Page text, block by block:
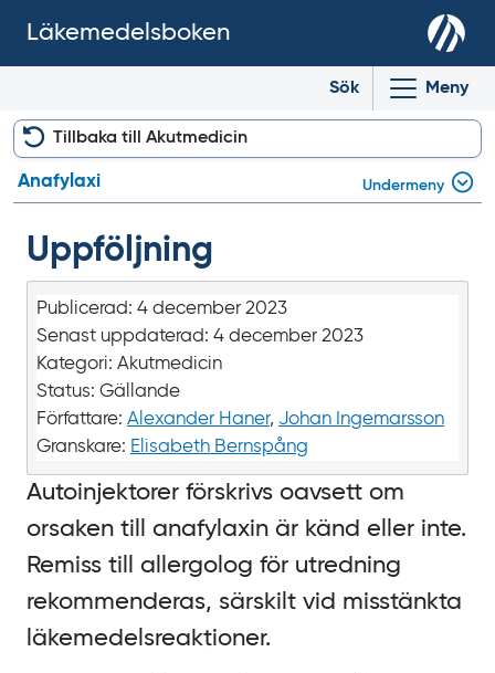
Läkemedelsboken
Sök Meny
Uppföljning
Publicerad: 4 december 2023
Senast uppdaterad: 4 december 2023
Kategori: Akutmedicin
Status: Gällande
Författare: Alexander Haner, Johan Ingemarsson
Granskare: Elisabeth Bernspång
Autoinjektorer förskrivs oavsett om
orsaken till anafylaxin är känd eller inte.
Remiss till allergolog för utredning
rekommenderas, särskilt vid misstänkta
läkemedelsreaktioner.
Tillbaka till Akutmedicin
Anafylaxi Undermeny